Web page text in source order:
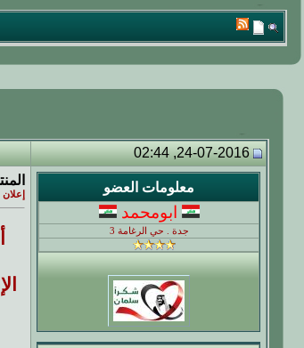
24-07-2016, 02:44
معلومات العضو
ابومحمد
جدة . حي الرغامة 3